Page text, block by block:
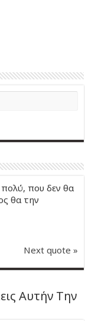
που δεν θα
θα την
Next quote »
Αυτήν Την